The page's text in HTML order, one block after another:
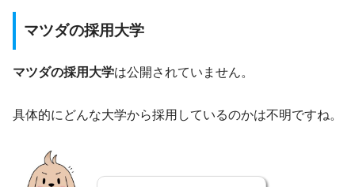
マツダの採用大学
マツダの採用大学は公開されていません。
具体的にどんな大学から採用しているのかは不明ですね。